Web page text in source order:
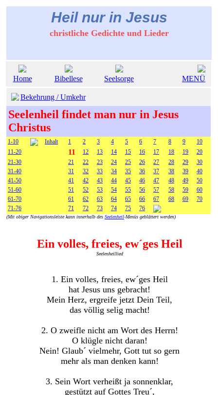
Heil nur in Jesus
christliche Gedichte und Lieder
Home Bibellese Seelsorge MENÜ
Bekehrung / Umkehr
Seelenheil findet man nur in Jesus
Christus
1-10 Inhalt 1 2 3 4 5 6 7 8 9
10
11-20
11 12 13 14 15 16 17 18 19
20
21-30
21 22 23 24 25 26 27 28 29
30
31-40
31 32 33 34 35 36 37 38 39
40
41-50
41 42 43 44 45 46 47 48 49
50
51-60
51 52 53 54 55 56 57 58 59
60
61-70
61 62 63 64 65 66 67 68 69
70
71-76
71 72 73 74 75 76
(Mit obiger Navigationsleiste kann innerhalb des Seelenheil-Menüs geblättert werden)
Ein volles, freies, ew´ges Heil
Seelenheillied
1. Ein volles, freies, ew´ges Heil
hat Jesus uns gebracht!
Mein Herz, ergreife jetzt Dein Teil,
das völlig selig macht!
2. O zweifle nicht am Wort des Herrn!
O klügle nicht daran!
Nein! Glaub´ vielmehr, Gott tut so gern
mehr als man denken kann!
3. Sein Wort verheißt ja sonnenklar,
gestützt auf Gottes Treu´,